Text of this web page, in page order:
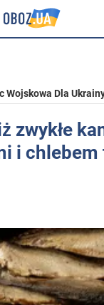
Wojskowa Dla
zwykłe
i